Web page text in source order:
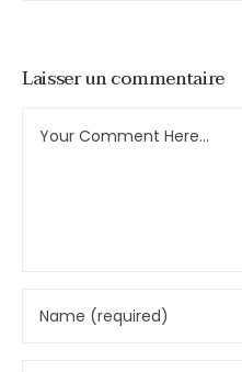
Laisser un commentaire